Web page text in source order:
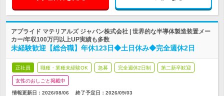
アプライド マテリアルズ ジャパン株式会社 | 世界的な半導体製造装置メー
カー/年収100万円以上UP実績も多数
未経験歓迎【総合職】年休123日◆土日休み◆完全週休2日
正社員 職種・業種未経験OK 急募 完全週休2日制 第二新卒歓迎
女性のおしごと掲載中
情報更新日：2026/08/06 終了予定日： 2026/09/03